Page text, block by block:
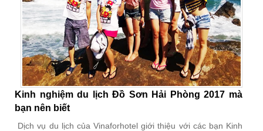
Kinh nghiệm du lịch Đồ Sơn Hải Phòng 2017 mà
bạn nên biết
Dịch vụ du lịch của Vinaforhotel giới thiệu với các bạn Kinh